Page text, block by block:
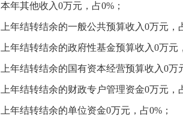
本年其他收入0万元，占0%；
上年结转结余的一般公共预算收入0万元，
上年结转结余的政府性基金预算收入0万元
上年结转结余的国有资本经营预算收入0万
上年结转结余的财政专户管理资金0万元，
上年结转结余的单位资金0万元，占0%；